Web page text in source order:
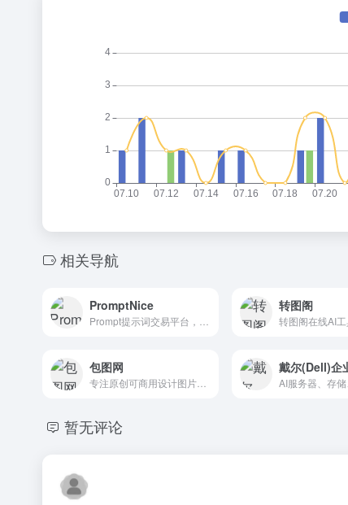
相关导航
PromptNice 转图阁
包图网 戴尔(Dell)企
暂无评论